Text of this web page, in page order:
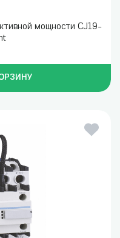
мощности CJ19-